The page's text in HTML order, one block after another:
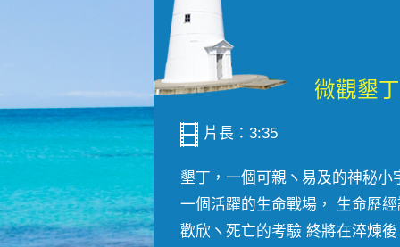
片長：3:35
墾丁，一個可親ヽ易及的神秘小
一個活躍的生命戰場， 生命歷
歡欣ヽ死亡的考驗 終將在淬煉